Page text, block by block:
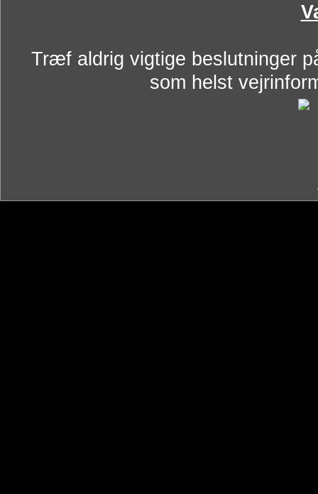
Træf aldrig vigtige beslutninger
som helst